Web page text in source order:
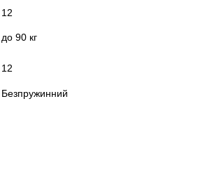
12
до 90 кг
12
Безпружинний